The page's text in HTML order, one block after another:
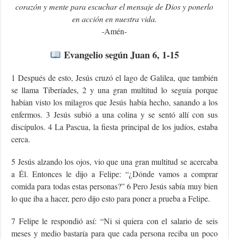
corazón y mente para escuchar el mensaje de Dios y ponerlo
en acción en nuestra vida.
-Amén-
Evangelio según Juan 6, 1-15
1 Después de esto, Jesús cruzó el lago de Galilea, que también
se llama Tiberíades, 2 y una gran multitud lo seguía porque
habían visto los milagros que Jesús había hecho, sanando a los
enfermos. 3 Jesús subió a una colina y se sentó allí con sus
discípulos. 4 La Pascua, la fiesta principal de los judíos, estaba
cerca.
5 Jesús alzando los ojos, vio que una gran multitud se acercaba
a Él. Entonces le dijo a Felipe: “¿Dónde vamos a comprar
comida para todas estas personas?” 6 Pero Jesús sabía muy bien
lo que iba a hacer, pero dijo esto para poner a prueba a Felipe.
7 Felipe le respondió así: “Ni si quiera con el salario de seis
meses y medio bastaría para que cada persona reciba un poco